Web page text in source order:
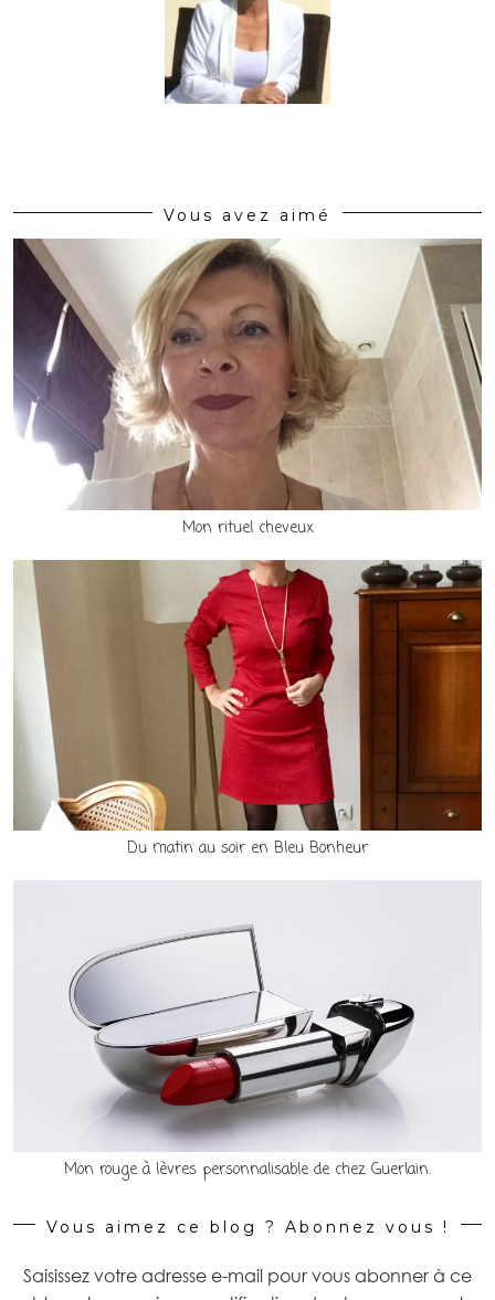
Vous avez aimé
Mon rituel cheveux
Du matin au soir en Bleu Bonheur
Mon rouge à lèvres personnalisable de chez Guerlain.
Vous aimez ce blog ? Abonnez vous !
Saisissez votre adresse e-mail pour vous abonner à ce